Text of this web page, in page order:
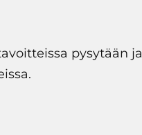
pysytään ja